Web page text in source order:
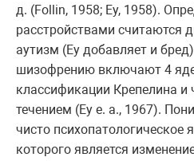
д. (Follin, 1958; Еу, 1958).
расстройствами считаются
аутизм (Еу добавляет и
шизофрению включают 4
классификации Крепелина и
течением (Еу е. а., 1967).
чисто психопатологическое
которого является